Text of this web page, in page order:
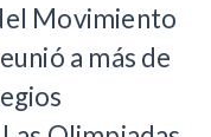
Movimiento
a más de